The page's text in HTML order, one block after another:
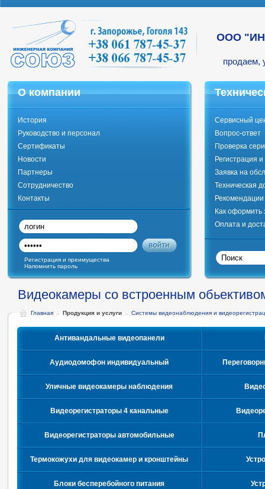
ООО
продаем,
О компании
История
Руководство и персонал
Сертификаты
Новости
Партнеры
Сотрудничество
Контакты
Сервисный
Вопрос-ответ
Проверка
Регистрация
Заявка на
Техническая
Как оформить
Оплата и
Регистрация и преимущества
Напомнить пароль
Видеокамеры со встроенным
Главная → Продукция и услуги → Системы видеонаблюдения и
Антивандальные видеопанели
Аудиодомофон индивидуальный
Уличные видеокамеры наблюдения
Видеорегистраторы 4 канальные
Видеорегистраторы автомобильные
Термокожухи для видеокамер и кронштейны
Блоки бесперебойного питания